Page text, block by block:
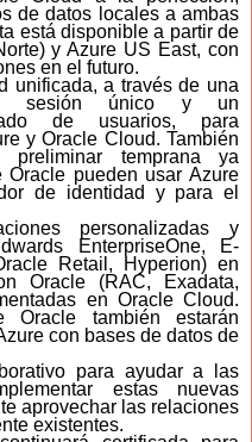
de datos locales a ambas
está disponible a partir de
y Azure US East, con
en el futuro.
unificada, a través de una
sesión único y un
de usuarios, para
y Oracle Cloud. También
temprana ya
pueden usar Azure
de identidad y para el
personalizadas y
EnterpriseOne, E-
Retail, Hyperion) en
Oracle (RAC, Exadata,
en Oracle Cloud.
Oracle también estarán
con bases de datos de
para ayudar a las
estas nuevas
aprovechar las relaciones
existentes.